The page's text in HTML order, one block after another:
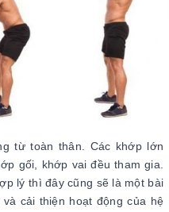
từ toàn thân. Các khớp lớn
gối, khớp vai đều tham gia.
lý thì đây cũng sẽ là một bài
cải thiện hoạt động của hệ